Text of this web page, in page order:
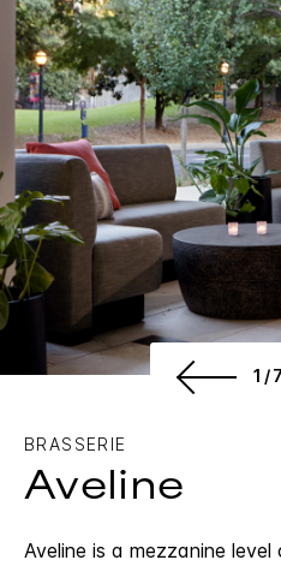
1/7
BRASSERIE
Aveline
Aveline is a mezzanine